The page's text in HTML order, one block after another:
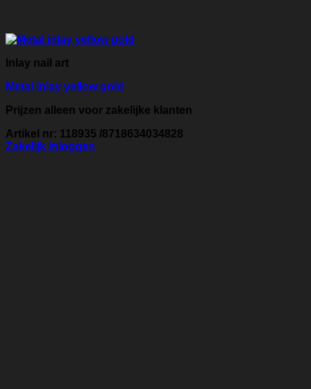
Inlay nail art
Metal inlay yellow gold
Prijzen alleen voor zakelijke klanten
Artikel nr: 118935 /8718634034828
Zakelijk inloggen